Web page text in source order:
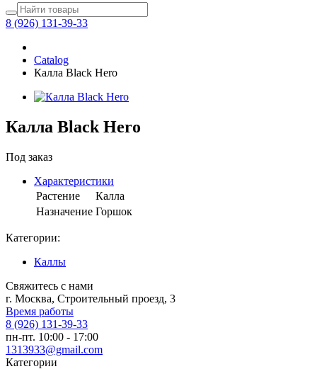
8 (926) 131-39-33
Catalog
Калла Black Hero
Калла Black Hero
Под заказ
Характеристики
Растение
Калла
Назначение Горшок
Категории:
Каллы
Свяжитесь с нами
г. Москва, Строительный проезд, 3
Время работы
8 (926) 131-39-33
пн-пт. 10:00 - 17:00
1313933@gmail.com
Категории